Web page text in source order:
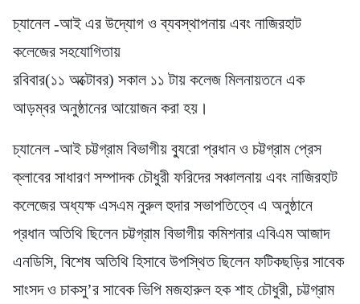
চ্যানেল -আই এর উদ্যোগ ও ব্যবস্থাপনায় এবং নাজিরহাট
কলেজের সহযোগিতায়
রবিবার(১১ অক্টোবর) সকাল ১১ টায় কলেজ মিলনায়তনে এক
আড়ম্বর অনুষ্ঠানের আয়োজন করা হয়।
চ্যানেল -আই চট্টগ্রাম বিভাগীয় ব্যুরো প্রধান ও চট্টগ্রাম প্রেস
ক্লাবের সাধারণ সম্পাদক চৌধুরী ফরিদের সঞ্চালনায় এবং নাজিরহাট
কলেজের অধ্যক্ষ এসএম নুরুল হুদার সভাপতিত্বে এ অনুষ্ঠানে
প্রধান অতিথি ছিলেন চট্টগ্রাম বিভাগীয় কমিশনার এবিএম আজাদ
এনডিসি, বিশেষ অতিথি হিসাবে উপস্থিত ছিলেন ফটিকছড়ির সাবেক
সাংসদ ও চাকসু’র সাবেক ভিপি মজহারুল হক শাহ চৌধুরী, চট্টগ্রাম